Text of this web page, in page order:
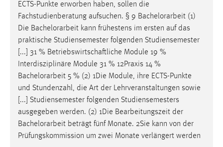
ECTS-Punkte erworben haben, sollen die
Fachstudienberatung aufsuchen. § 9 Bachelorarbeit (1)
Die Bachelorarbeit kann frühestens im ersten auf das
praktische Studiensemester folgenden Studiensemester
[...] 31 % Betriebswirtschaftliche Module 19 %
Interdisziplinäre Module 31 % 12Praxis 14 %
Bachelorarbeit 5 % (2) 1Die Module, ihre ECTS-Punkte
und Stundenzahl, die Art der Lehrveranstaltungen sowie
[...] Studiensemester folgenden Studiensemesters
ausgegeben werden. (2) 1Die Bearbeitungszeit der
Bachelorarbeit beträgt fünf Monate. 2Sie kann von der
Prüfungskommission um zwei Monate verlängert werden